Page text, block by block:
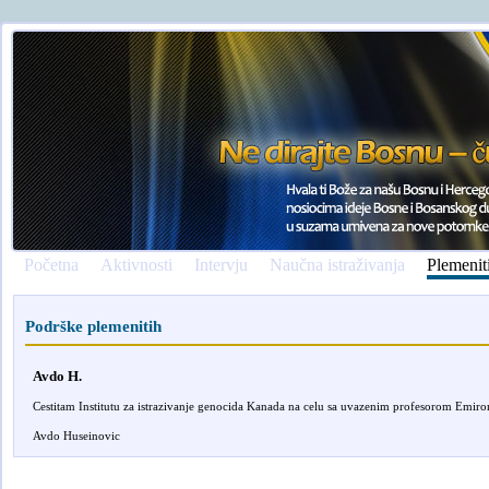
Početna Aktivnosti Intervju Naučna istraživanja
Podrške plemenitih
Avdo H.
Cestitam Institutu za istrazivanje genocida Kanada na celu sa uvazenim profesorom
Avdo Huseinovic